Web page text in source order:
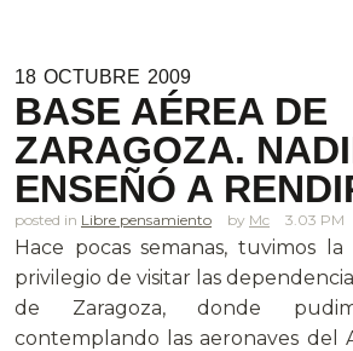
18 OCTUBRE 2009
BASE AÉREA DE
ZARAGOZA.
ENSEÑÓ A
posted in Libre pensamiento Mc 3.03 PM
Hace pocas semanas, tuvimos
privilegio de visitar las
de Zaragoza, donde
contemplando las aeronaves del